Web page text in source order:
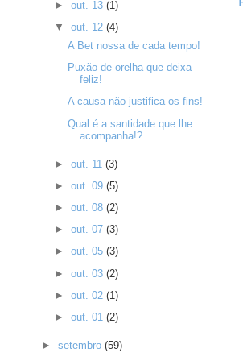
► out. 13 (1)
▼ out. 12 (4)
A Bet nossa de cada tempo!
Puxão de orelha que deixa
feliz!
A causa não justifica os fins!
Qual é a santidade que lhe
acompanha!?
► out. 11 (3)
► out. 09 (5)
► out. 08 (2)
► out. 07 (3)
► out. 05 (3)
► out. 03 (2)
► out. 02 (1)
► out. 01 (2)
►setembro(59)